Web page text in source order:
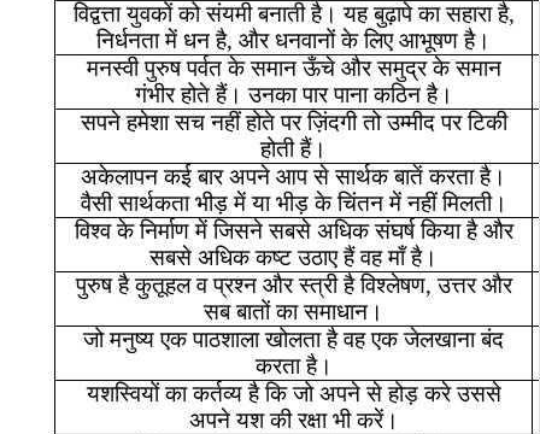
विद्वत्ता युवकों को संयमी बनाती है। यह बुढ़ापे का सहारा है,
निर्धनता में धन है,और धनवानों के लिए आभूषण है।
मनस्वी पुरुष पर्वत के समान ऊँचे और समुद्र के समान
गंभीर होते हैं। उनका पार पाना कठिन है।
सपने हमेशा सच नहीं होते पर ज़िंदगी तो उम्मीद पर टिकी
होती हैं।
अकेलापन कई बार अपने आप से सार्थक बातें करता है।
वैसी सार्थकता भीड़ में या भीड़ के चिंतन में नहीं मिलती।
विश्व के निर्माण में जिसने सबसे अधिक संघर्ष किया है और
सबसे अधिक कष्ट उठाए हैं वह माँ है।
पुरुष है कुतूहल व प्रश्न और स्त्री है विश्लेषण,उत्तर और
सब बातों का समाधान।
जो मनुष्य एक पाठशाला खोलता है वह एक जेलखाना बंद
करता है।
यशस्वियों का कर्तव्य है कि जो अपने से होड़ करे उससे
अपने यश की रक्षा भी करें।